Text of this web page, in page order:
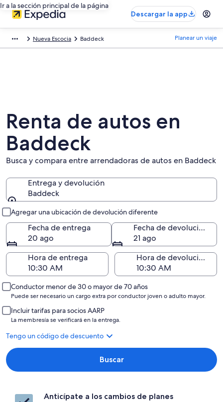
Ir a la sección principal de la página
Descargar la app
Nueva Escocia Baddeck Planear un viaje
Renta de autos en
Baddeck
Busca y compara entre arrendadoras de autos en Baddeck
Entrega y devolución
Baddeck
Agregar una ubicación de devolución diferente
Fecha de entrega
20 ago
Fecha de devolución
21 ago
Hora de entrega
Hora de devolución
Conductor menor de 30 o mayor de 70 años
Puede ser necesario un cargo extra por conductor joven o adulto mayor.
Incluir tarifas para socios AARP
La membresía se verificará en la entrega.
Tengo un código de descuento
Buscar
Anticípate a los cambios de planes